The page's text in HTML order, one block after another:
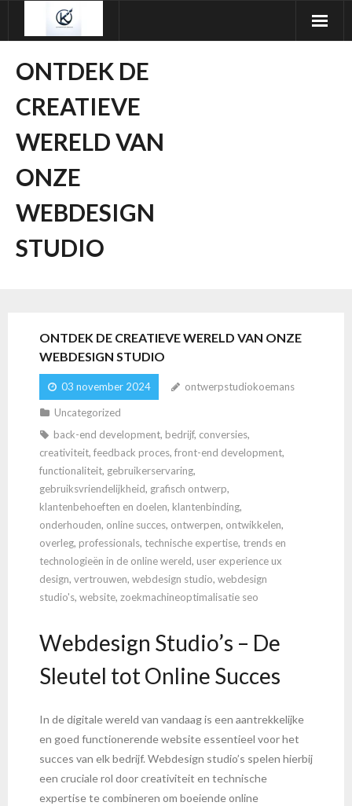
inhoudONTDEK DE
CREATIEVE
WERELD VAN
ONZE
WEBDESIGN
STUDIO
ONTDEK DE CREATIEVE WERELD VAN ONZE
WEBDESIGN STUDIO
03 november 2024 ontwerpstudiokoemans
Uncategorized
back-end development, bedrijf, conversies,
creativiteit, feedback proces, front-end development,
functionaliteit, gebruikerservaring,
gebruiksvriendelijkheid, grafisch ontwerp,
klantenbehoeften en doelen, klantenbinding,
onderhouden, online succes, ontwerpen, ontwikkelen,
overleg, professionals, technische expertise, trends en
technologieën in de online wereld, user experience ux
design, vertrouwen, webdesign studio, webdesign
studio's, website, zoekmachineoptimalisatie seo
Webdesign Studio’s – De
Sleutel tot Online Succes
In de digitale wereld van vandaag is een aantrekkelijke
en goed functionerende website essentieel voor het
succes van elk bedrijf. Webdesign studio’s spelen hierbij
een cruciale rol door creativiteit en technische
expertise te combineren om boeiende online